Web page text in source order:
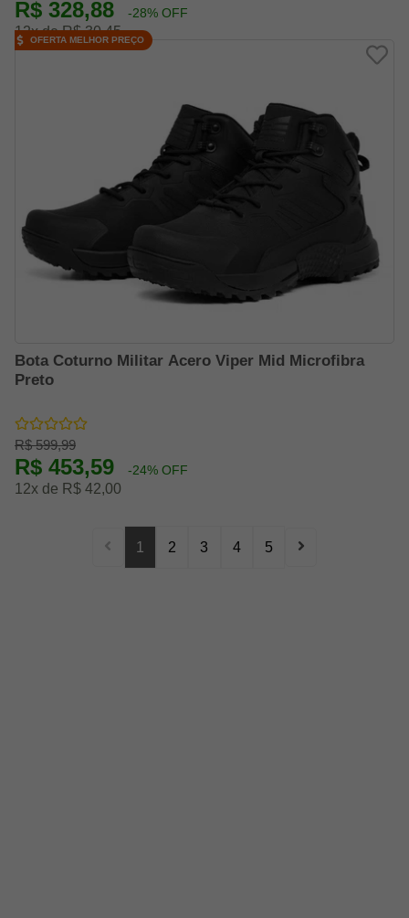
R$ 328,88 -28% OFF
12x de R$ 30,45
Bota Coturno Militar Acero Viper Mid Microfibra
Preto
R$ 599,99
R$ 453,59 -24% OFF
12x de R$ 42,00
OFERTA MELHOR PREÇO
1 2 3 4 5